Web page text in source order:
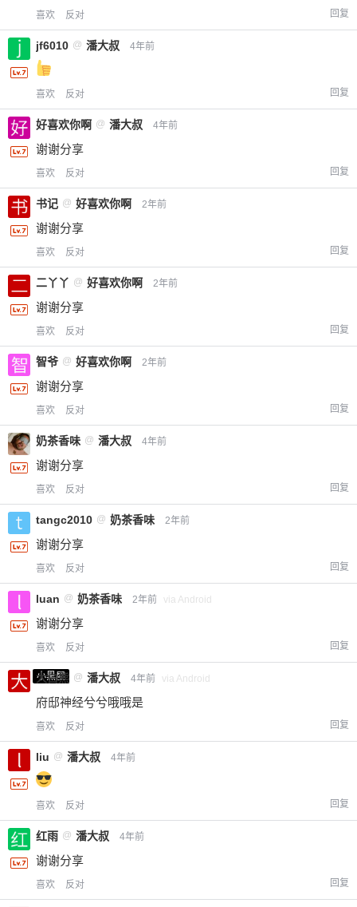
喜欢 反对 回复
jf6010 @ 潘大叔 4年前
喜欢 反对 回复
好喜欢你啊 @ 潘大叔 4年前
谢谢分享
喜欢 反对 回复
书记 @ 好喜欢你啊 2年前
谢谢分享
喜欢 反对 回复
二丫丫 @ 好喜欢你啊 2年前
谢谢分享
喜欢 反对 回复
智爷 @ 好喜欢你啊 2年前
谢谢分享
喜欢 反对 回复
奶茶香味 @ 潘大叔 4年前
谢谢分享
喜欢 反对 回复
tangc2010 @ 奶茶香味 2年前
谢谢分享
喜欢 反对 回复
luan @ 奶茶香味 2年前 via Android
谢谢分享
喜欢 反对 回复
小黑屋
大白熊 @ 潘大叔 4年前 via Android
府邸神经兮兮哦哦是
喜欢 反对 回复
liu @ 潘大叔 4年前
喜欢 反对 回复
红雨 @ 潘大叔 4年前
谢谢分享
喜欢 反对 回复